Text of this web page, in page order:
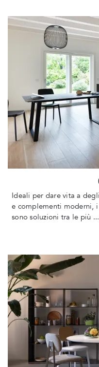
Ideali per dare vita a
e complementi moderni,
sono soluzioni tra le più ...